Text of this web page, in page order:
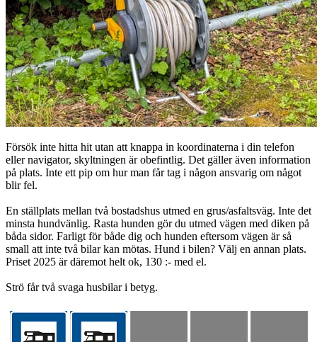
Försök inte hitta hit utan att knappa in koordinaterna i din telefon
eller navigator, skyltningen är obefintlig. Det gäller även information
på plats. Inte ett pip om hur man får tag i någon ansvarig om något
blir fel.
En ställplats mellan två bostadshus utmed en grus/asfaltsväg. Inte det
minsta hundvänlig. Rasta hunden gör du utmed vägen med diken på
båda sidor. Farligt för både dig och hunden eftersom vägen är så
small att inte två bilar kan mötas. Hund i bilen? Välj en annan plats.
Priset 2025 är däremot helt ok, 130 :- med el.
Strö får två svaga husbilar i betyg.